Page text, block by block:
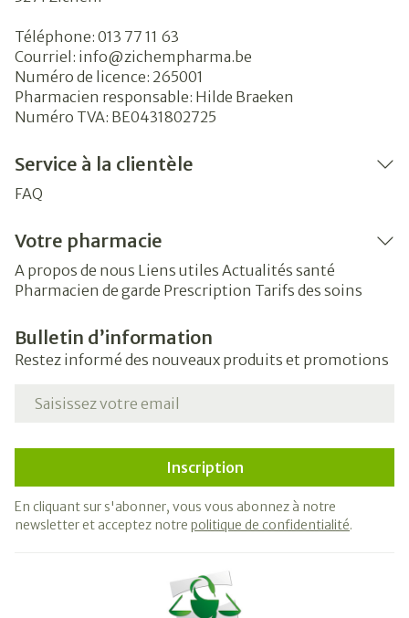
Téléphone: 013 77 11 63
Courriel: info@zichempharma.be
Numéro de licence: 265001
Pharmacien responsable: Hilde Braeken
Numéro TVA: BE0431802725
Service à la clientèle
FAQ
Votre pharmacie
A propos de nous Liens utiles Actualités santé
Pharmacien de garde Prescription Tarifs des soins
Bulletin d’information
Restez informé des nouveaux produits et promotions
Adresse mail
Inscription
En cliquant sur s'abonner, vous vous abonnez à notre
newsletter et acceptez notre politique de confidentialité.